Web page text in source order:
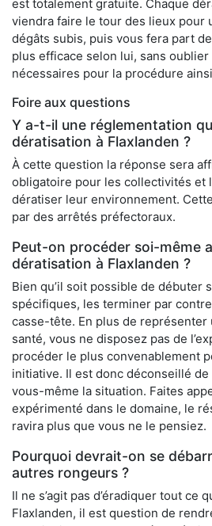
est totalement gratuite. Chaque
viendra faire le tour des lieux pour
dégâts subis, puis vous fera part
plus efficace selon lui, sans
nécessaires pour la procédure
Foire aux questions
Y a-t-il une réglementation
dératisation à Flaxlanden ?
À cette question la réponse sera
obligatoire pour les collectivités et
dératiser leur environnement.
par des arrêtés préfectoraux.
Peut-on procéder soi-même
dératisation à Flaxlanden ?
Bien qu’il soit possible de débuter
spécifiques, les terminer par
casse-tête. En plus de
santé, vous ne disposez pas de
procéder le plus convenablement
initiative. Il est donc déconseillé
vous-même la situation. Faites
expérimenté dans le domaine, le
ravira plus que vous ne le pensiez.
Pourquoi devrait-on se
autres rongeurs ?
Il ne s’agit pas d’éradiquer tout ce
Flaxlanden, il est question de